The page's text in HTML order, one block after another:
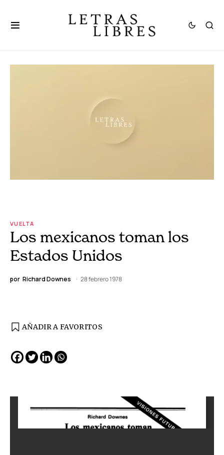
VUELTA
Los mexicanos toman los
Estados Unidos
por Richard Downes 28 febrero 1978
AÑADIR A FAVORITOS